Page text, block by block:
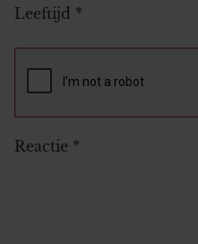
Leeftijd *
Reactie *